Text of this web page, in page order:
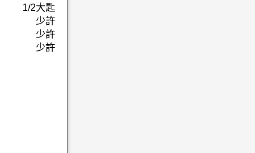
1/2大匙
少許
少許
少許